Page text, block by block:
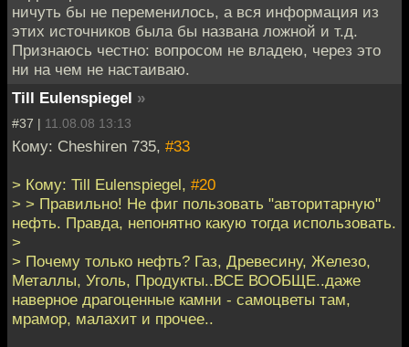
ничуть бы не переменилось, а вся информация из
этих источников была бы названа ложной и т.д.
Признаюсь честно: вопросом не владею, через это
ни на чем не настаиваю.
Till Eulenspiegel »
#37 | 11.08.08 13:13
Кому: Cheshiren 735, #33
> Кому: Till Eulenspiegel, #20
> > Правильно! Не фиг пользовать "авторитарную"
нефть. Правда, непонятно какую тогда использовать.
>
> Почему только нефть? Газ, Древесину, Железо,
Металлы, Уголь, Продукты..ВСЕ ВООБЩЕ..даже
наверное драгоценные камни - самоцветы там,
мрамор, малахит и прочее..